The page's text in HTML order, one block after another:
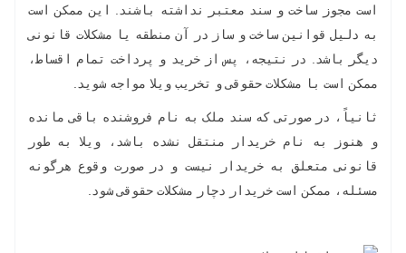
است مجوز ساخت و سند معتبر نداشته باشند. این ممکن است
به دلیل قوانین ساخت و ساز در آن منطقه یا مشکلات قانونی
دیگر باشد. در نتیجه، پس از خرید و پرداخت تمام اقساط،
ممکن است با مشکلات حقوقی و تخریب ویلا مواجه شوید.
ثانیاً، در صورتی که سند ملک به نام فروشنده باقی مانده
و هنوز به نام خریدار منتقل نشده باشد، ویلا به طور
قانونی متعلق به خریدار نیست و در صورت وقوع هرگونه
مسئله، ممکن است خریدار دچار مشکلات حقوقی شود.